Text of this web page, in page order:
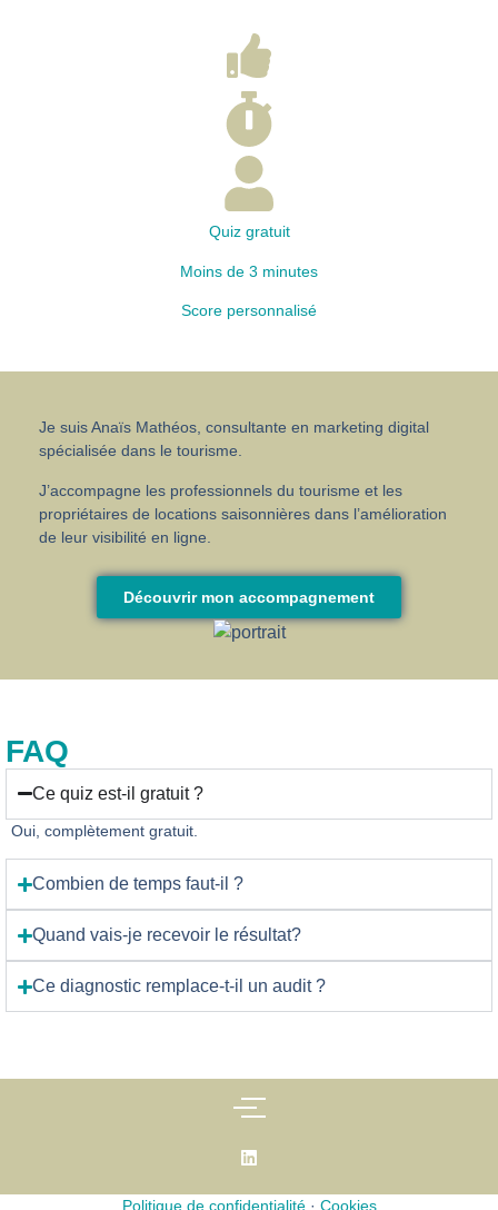
Quiz gratuit
Moins de 3 minutes
Score personnalisé
Je suis Anaïs Mathéos, consultante en marketing digital
spécialisée dans le tourisme.
J’accompagne les professionnels du tourisme et les
propriétaires de locations saisonnières dans l’amélioration
de leur visibilité en ligne.
Découvrir mon accompagnement
FAQ
Ce quiz est-il gratuit ?
Oui, complètement gratuit.
Combien de temps faut-il ?
Quand vais-je recevoir le résultat?
Ce diagnostic remplace-t-il un audit ?
Politique de confidentialité· Cookies